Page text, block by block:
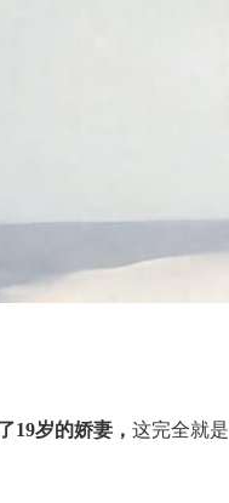
19岁的娇妻， 这完全就